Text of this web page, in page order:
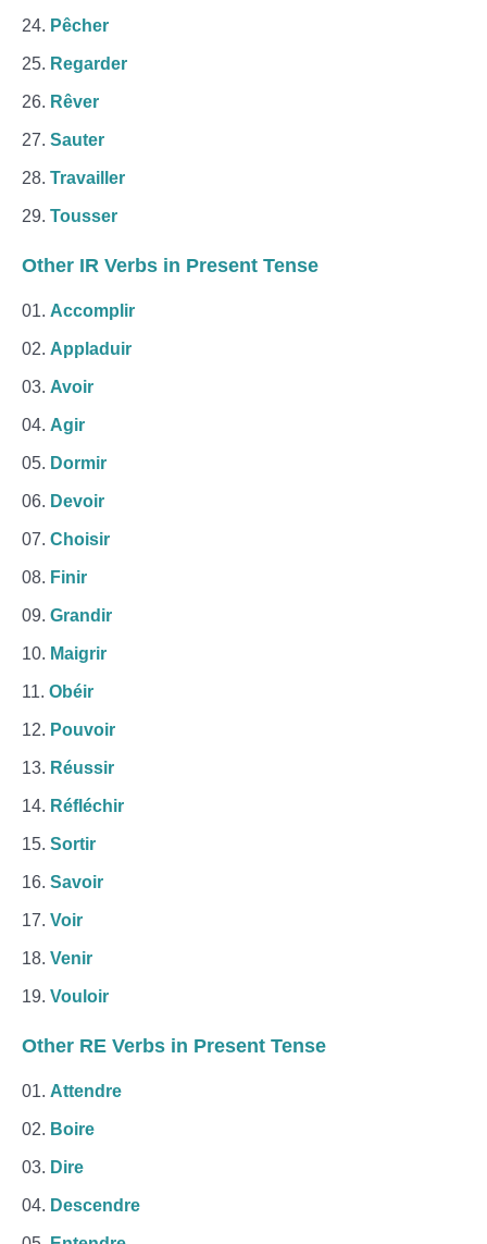
Pêcher
Regarder
Rêver
Sauter
Travailler
Tousser
Other IR Verbs in Present Tense
Accomplir
Appladuir
Avoir
Agir
Dormir
Devoir
Choisir
Finir
Grandir
Maigrir
Obéir
Pouvoir
Réussir
Réfléchir
Sortir
Savoir
Voir
Venir
Vouloir
Other RE Verbs in Present Tense
Attendre
Boire
Dire
Descendre